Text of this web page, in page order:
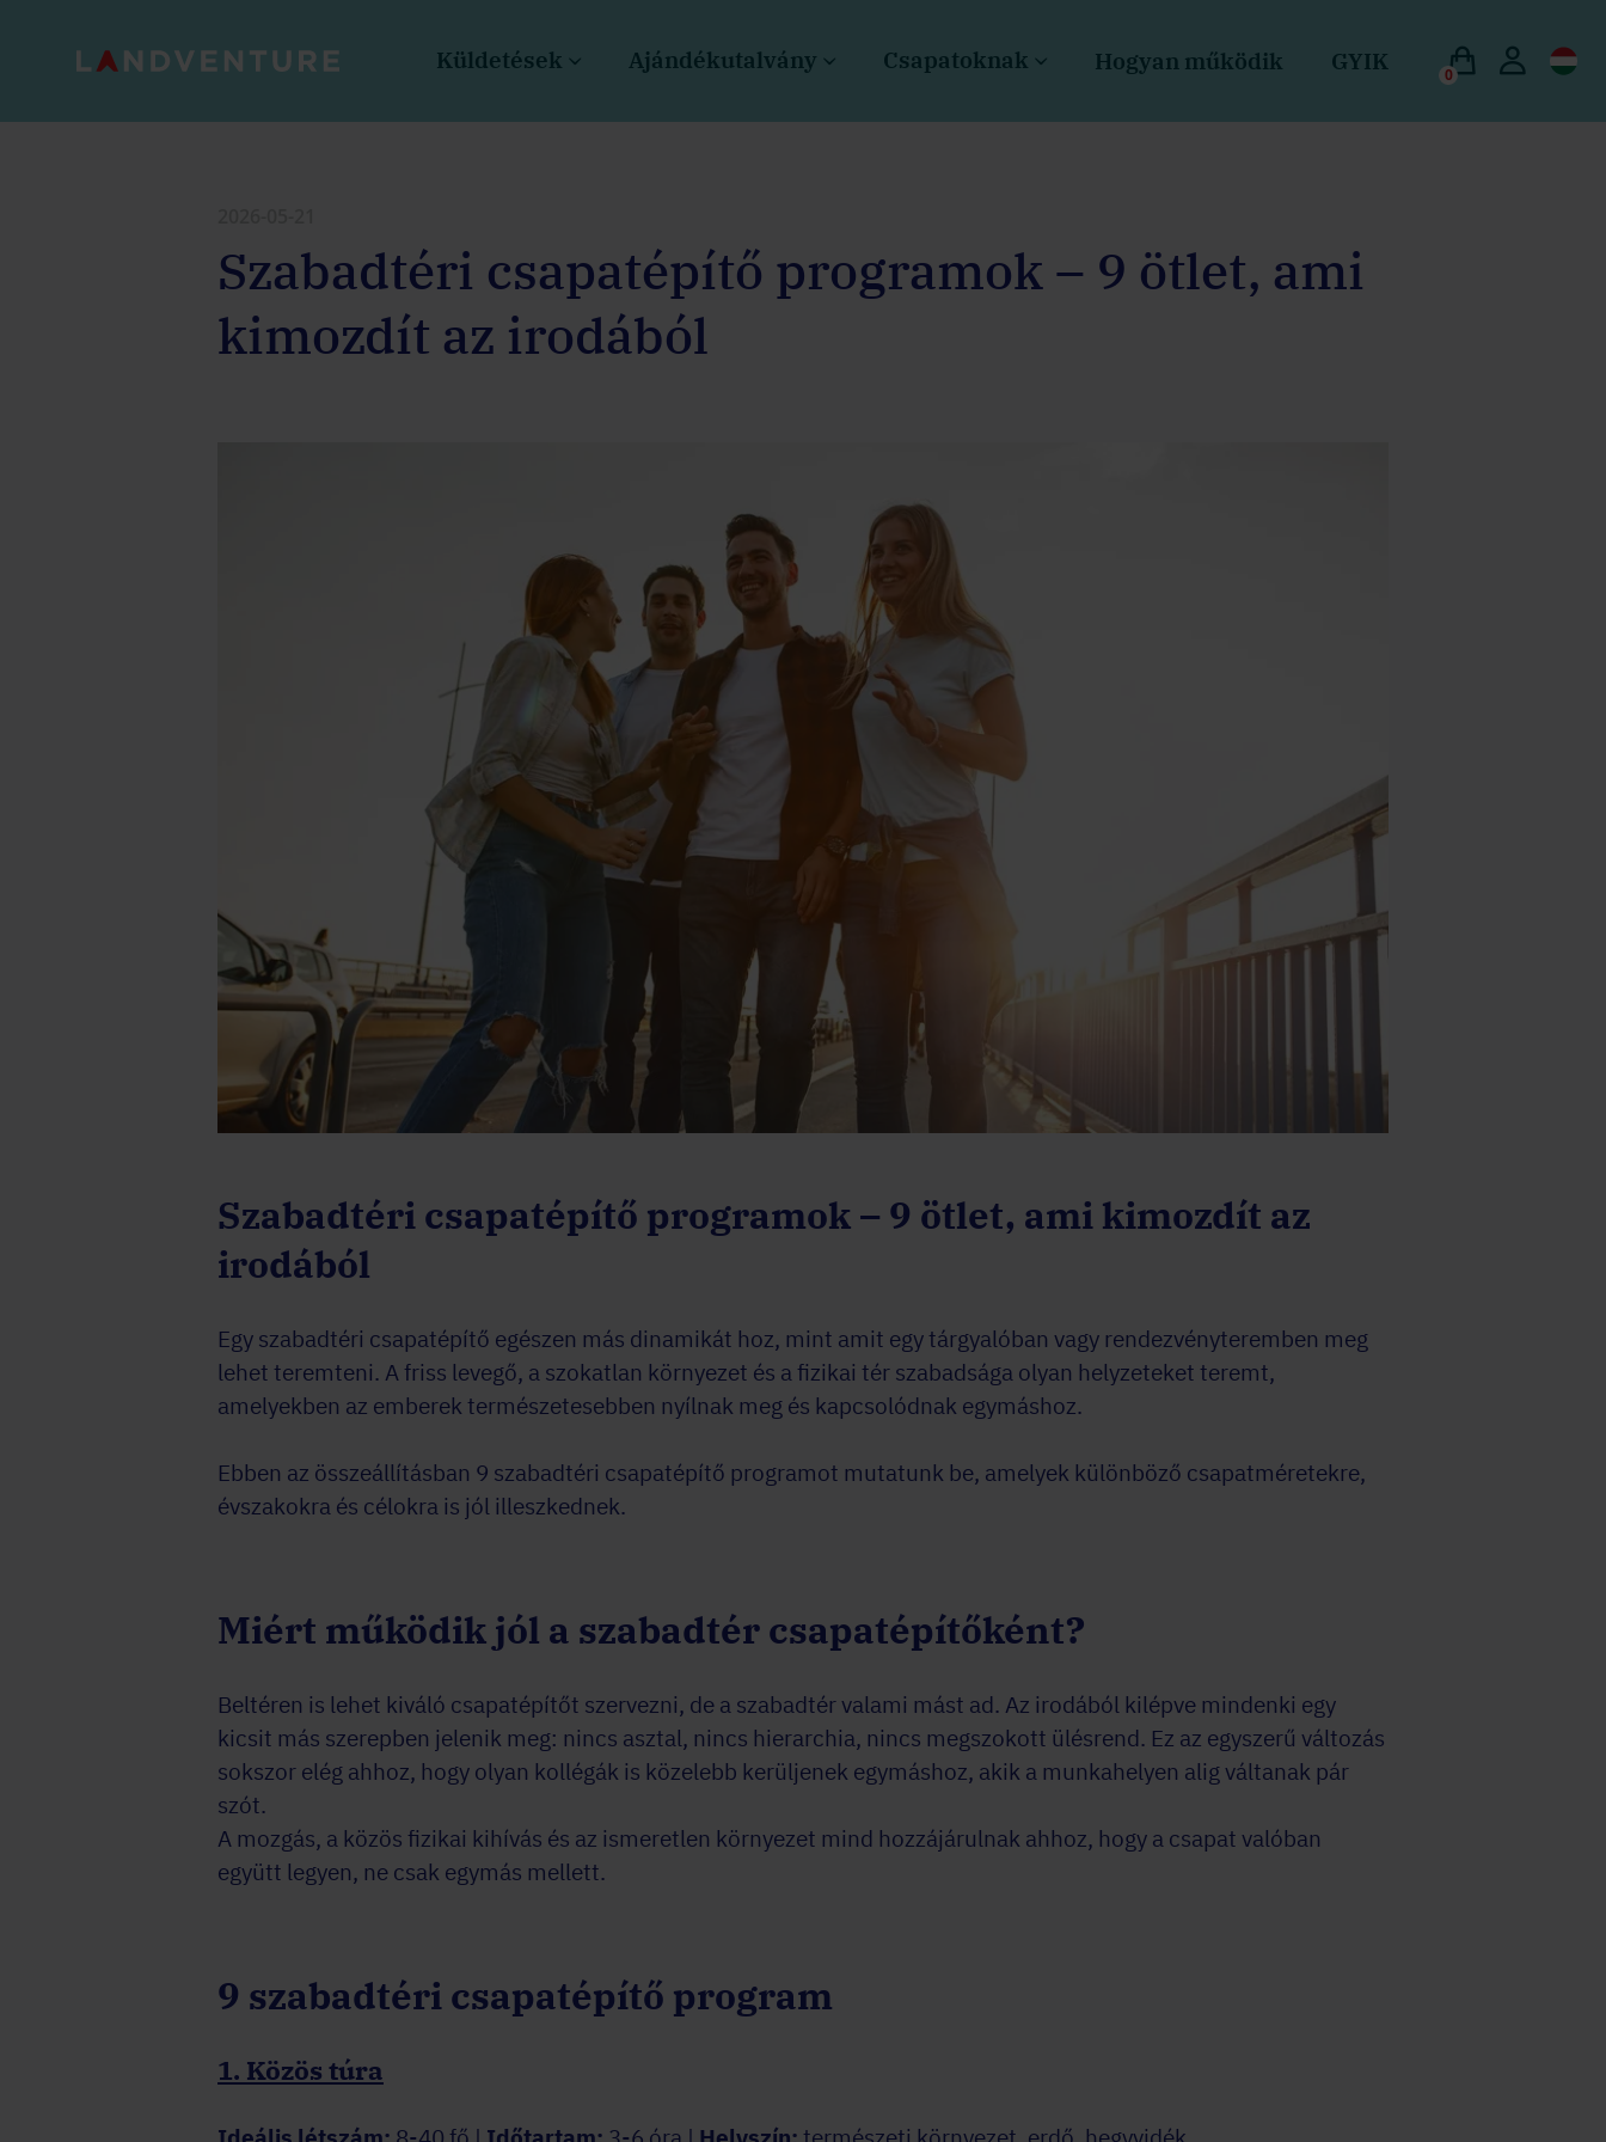
Küldetések Ajándékutalvány Csapatoknak Hogyan működik GYIK 0
Szabadtéri csapatépítő programok – 9 ötlet, ami
kimozdít az irodából
Szabadtéri csapatépítő programok – 9 ötlet, ami kimozdít az
irodából
Egy szabadtéri csapatépítő egészen más dinamikát hoz, mint amit egy tárgyalóban vagy rendezvényteremben meg
lehet teremteni. A friss levegő, a szokatlan környezet és a fizikai tér szabadsága olyan helyzeteket teremt,
amelyekben az emberek természetesebben nyílnak meg és kapcsolódnak egymáshoz.
Ebben az összeállításban 9 szabadtéri csapatépítő programot mutatunk be, amelyek különböző csapatméretekre,
évszakokra és célokra is jól illeszkednek.
Miért működik jól a szabadtér csapatépítőként?
Beltéren is lehet kiváló csapatépítőt szervezni, de a szabadtér valami mást ad. Az irodából kilépve mindenki egy
kicsit más szerepben jelenik meg: nincs asztal, nincs hierarchia, nincs megszokott ülésrend. Ez az egyszerű változás
sokszor elég ahhoz, hogy olyan kollégák is közelebb kerüljenek egymáshoz, akik a munkahelyen alig váltanak pár
szót.
A mozgás, a közös fizikai kihívás és az ismeretlen környezet mind hozzájárulnak ahhoz, hogy a csapat valóban
együtt legyen, ne csak egymás mellett.
9 szabadtéri csapatépítő program
1. Közös túra